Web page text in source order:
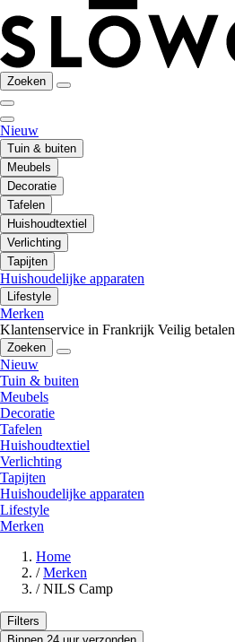
Zoeken
Nieuw
Tuin & buiten
Meubels
Decoratie
Tafelen
Huishoudtextiel
Verlichting
Tapijten
Huishoudelijke apparaten
Lifestyle
Merken
Klantenservice in Frankrijk Veilig betalen
Zoeken
Nieuw
Tuin & buiten
Meubels
Decoratie
Tafelen
Huishoudtextiel
Verlichting
Tapijten
Huishoudelijke apparaten
Lifestyle
Merken
Home
/ Merken
/ NILS Camp
Filters